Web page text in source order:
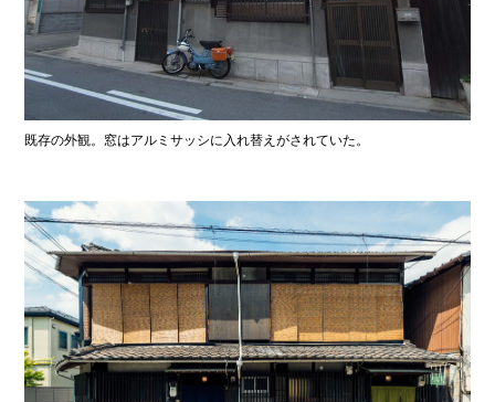
既存の外観。窓はアルミサッシに入れ替えがされていた。